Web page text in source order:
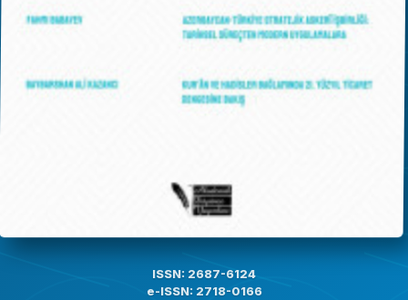
ISSN: 2687-6124
e-ISSN: 2718-0166